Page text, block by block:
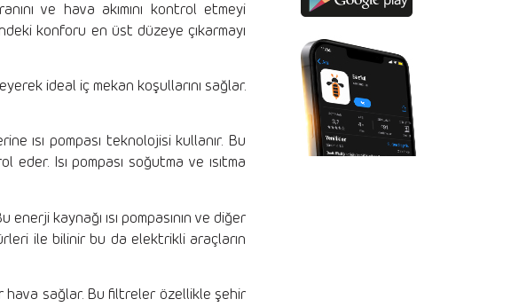
ve hava akımını kontrol etmeyi
konforu en üst düzeye çıkarmayı
ideal iç mekan koşullarını sağlar.
ısı pompası teknolojisi kullanır. Bu
Isı pompası soğutma ve ısıtma
kaynağı ısı pompasının ve diğer
ile bilinir bu da elektrikli araçların
hava sağlar. Bu filtreler özellikle şehir